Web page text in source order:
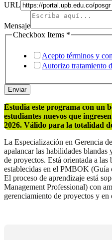
URL
Mensaje
Checkbox Items *
Acepto términos y
Autorizo tratamiento
Enviar
Estudia este programa con un
estudiantes nuevos que
2026. Válido para la totalidad
La Especialización en Gerencia
apalancar las habilidades
de proyectos. Está orientada a las
establecidas en el PMBOK (Guía
El proceso de aprendizaje está
Management Professional) con
gerenciamiento de proyectos y en